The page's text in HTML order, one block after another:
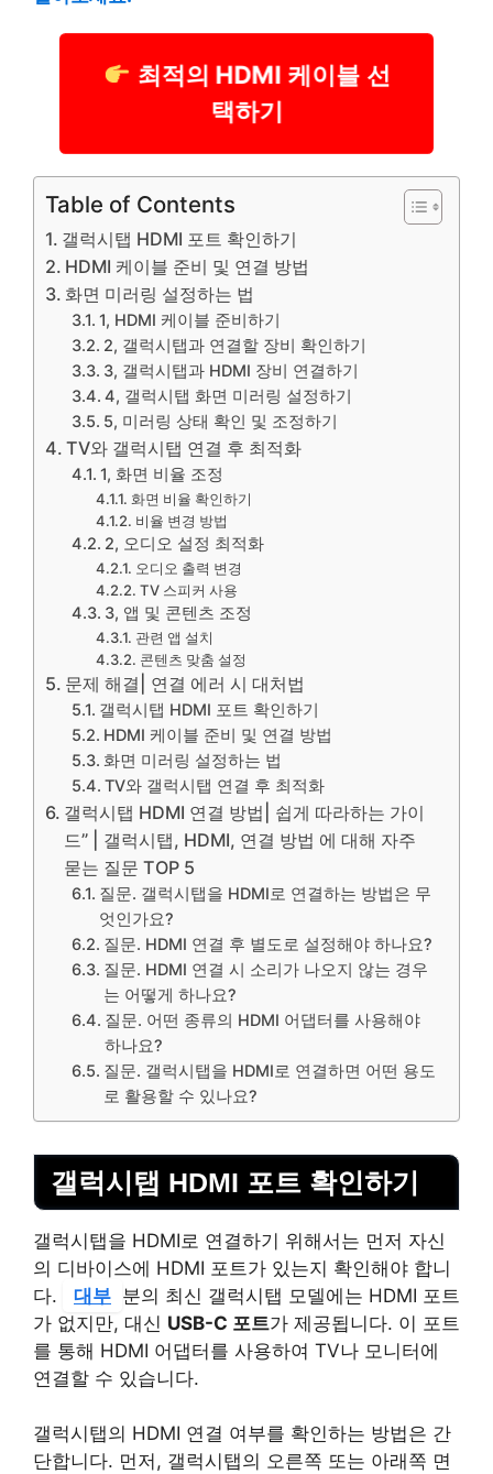
최적의 HDMI 케이블 선
택하기
Table of Contents
갤럭시탭 HDMI 포트 확인하기
HDMI 케이블 준비 및 연결 방법
화면 미러링 설정하는 법
1, HDMI 케이블 준비하기
2, 갤럭시탭과 연결할 장비 확인하기
3, 갤럭시탭과 HDMI 장비 연결하기
4, 갤럭시탭 화면 미러링 설정하기
5, 미러링 상태 확인 및 조정하기
TV와 갤럭시탭 연결 후 최적화
1, 화면 비율 조정
화면 비율 확인하기
비율 변경 방법
2, 오디오 설정 최적화
오디오 출력 변경
TV 스피커 사용
3, 앱 및 콘텐츠 조정
관련 앱 설치
콘텐츠 맞춤 설정
문제 해결| 연결 에러 시 대처법
갤럭시탭 HDMI 포트 확인하기
HDMI 케이블 준비 및 연결 방법
화면 미러링 설정하는 법
TV와 갤럭시탭 연결 후 최적화
갤럭시탭 HDMI 연결 방법| 쉽게 따라하는 가이
드” | 갤럭시탭, HDMI, 연결 방법 에 대해 자주
묻는 질문 TOP 5
질문. 갤럭시탭을 HDMI로 연결하는 방법은 무
엇인가요?
질문. HDMI 연결 후 별도로 설정해야 하나요?
질문. HDMI 연결 시 소리가 나오지 않는 경우
는 어떻게 하나요?
질문. 어떤 종류의 HDMI 어댑터를 사용해야
하나요?
질문. 갤럭시탭을 HDMI로 연결하면 어떤 용도
로 활용할 수 있나요?
갤럭시탭 HDMI 포트 확인하기
갤럭시탭을 HDMI로 연결하기 위해서는 먼저 자신
의 디바이스에 HDMI 포트가 있는지 확인해야 합니
다.
대부 분의 최신 갤럭시탭 모델에는 HDMI 포트
가 없지만, 대신 USB-C 포트가 제공됩니다. 이 포트
를 통해 HDMI 어댑터를 사용하여 TV나 모니터에
연결할 수 있습니다.
갤럭시탭의 HDMI 연결 여부를 확인하는 방법은 간
단합니다. 먼저, 갤럭시탭의 오른쪽 또는 아래쪽 면